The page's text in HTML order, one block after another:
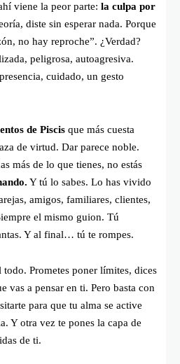
viene la peor parte: la culpa por
diste sin esperar nada. Porque
no hay reproche”. ¿Verdad?
peligrosa, autoagresiva.
cuidado, un gesto
de Piscis que más cuesta
de virtud. Dar parece noble.
más de lo que tienes, no estás
Y tú lo sabes. Lo has vivido
amigos, familiares, clientes,
el mismo guion. Tú
Y al final… tú te rompes.
Prometes poner límites, dices
vas a pensar en ti. Pero basta con
para que tu alma se active
Y otra vez te pones la capa de
de ti.